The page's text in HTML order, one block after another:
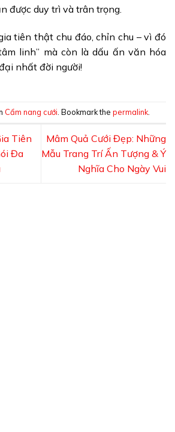
được duy trì và trân trọng.
tiên thật chu đáo, chỉn chu – vì đó
linh” mà còn là dấu ấn văn hóa
nhất đời người!
Cẩm nang cưới . Bookmark the permalink
Tiên
Đa
Mâm Quả Cưới Đẹp: Những
Mẫu Trang Trí Ấn Tượng & Ý
Nghĩa Cho Ngày Vui